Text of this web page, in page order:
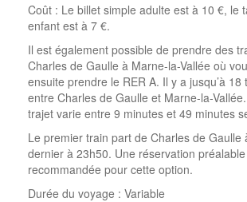
Coût : Le billet simple adulte est à 10 €, le
enfant est à 7 €.
Il est également possible de prendre des
Charles de Gaulle à Marne-la-Vallée où
ensuite prendre le RER A. Il y a jusqu’à
entre Charles de Gaulle et Marne-la-
trajet varie entre 9 minutes et 49 minutes
Le premier train part de Charles de Gaulle
dernier à 23h50. Une réservation
recommandée pour cette option.
Durée du voyage : Variable